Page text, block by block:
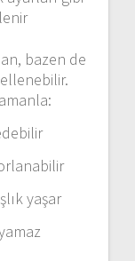
bazen de
yaşar